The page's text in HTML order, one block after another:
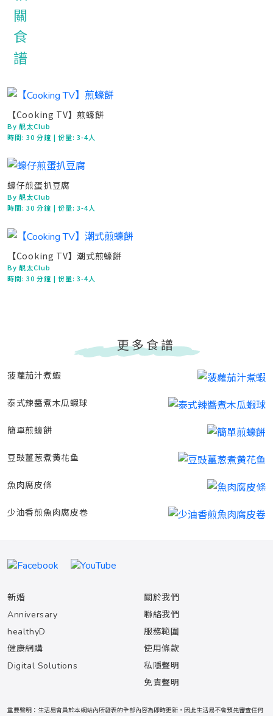
【Cooking TV】煎蠔餅
By 靚太Club
時間:30 分鐘 | 份量: 3-4人
蠔仔煎蛋扒豆腐
By 靚太Club
時間:30 分鐘 | 份量: 3-4人
【Cooking TV】潮式煎蠔餅
By 靚太Club
時間:30 分鐘 | 份量: 3-4人
更多食譜
菠蘿茄汁煮蝦
泰式辣醬煮木瓜蝦球
簡單煎蠔餅
豆豉薑葱煮黄花鱼
魚肉腐皮條
少油香煎魚肉腐皮卷
新婚
Anniversary
healthyD
健康網購
Digital Solutions
關於我們
聯絡我們
服務範圍
使用條款
私隱聲明
免責聲明
重要聲明：生活易會員於本網站內所發表的全部內容為即時更新，因此生活易不會預先審查任何